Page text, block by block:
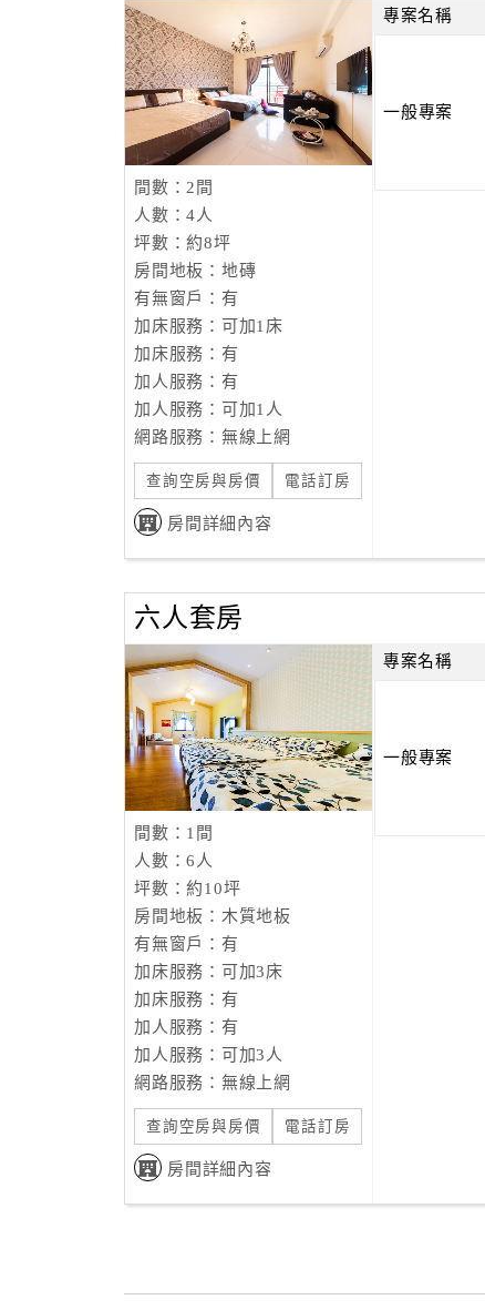
間數：2間
人數：4人
坪數：約8坪
房間地板：地磚
有無窗戶：有
加床服務：可加1床
加床服務：有
加人服務：有
加人服務：可加1人
網路服務：無線上網
查詢空房與房價 電話訂房
房間詳細內容
專案名稱
一般專案
六人套房
間數：1間
人數：6人
坪數：約10坪
房間地板：木質地板
有無窗戶：有
加床服務：可加3床
加床服務：有
加人服務：有
加人服務：可加3人
網路服務：無線上網
查詢空房與房價 電話訂房
房間詳細內容
專案名稱
一般專案